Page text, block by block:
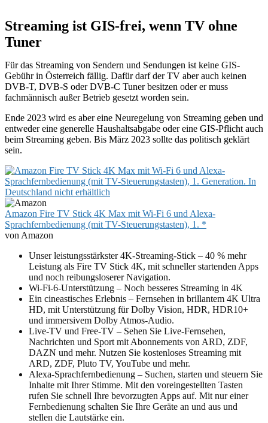
Streaming ist GIS-frei, wenn TV ohne
Tuner
Für das Streaming von Sendern und Sendungen ist keine GIS-
Gebühr in Österreich fällig. Dafür darf der TV aber auch keinen
DVB-T, DVB-S oder DVB-C Tuner besitzen oder er muss
fachmännisch außer Betrieb gesetzt worden sein.
Ende 2023 wird es aber eine Neuregelung von Streaming geben und
entweder eine generelle Haushaltsabgabe oder eine GIS-Pflicht auch
beim Streaming geben. Bis März 2023 sollte das politisch geklärt
sein.
Amazon Fire TV Stick 4K Max mit Wi-Fi 6 und Alexa-
Sprachfernbedienung (mit TV-Steuerungstasten), 1. *
von Amazon
Unser leistungsstärkster 4K-Streaming-Stick – 40 % mehr
Leistung als Fire TV Stick 4K, mit schneller startenden Apps
und noch reibungsloserer Navigation.
Wi-Fi-6-Unterstützung – Noch besseres Streaming in 4K
Ein cineastisches Erlebnis – Fernsehen in brillantem 4K Ultra
HD, mit Unterstützung für Dolby Vision, HDR, HDR10+
und immersivem Dolby Atmos-Audio.
Live-TV und Free-TV – Sehen Sie Live-Fernsehen,
Nachrichten und Sport mit Abonnements von ARD, ZDF,
DAZN und mehr. Nutzen Sie kostenloses Streaming mit
ARD, ZDF, Pluto TV, YouTube und mehr.
Alexa-Sprachfernbedienung – Suchen, starten und steuern Sie
Inhalte mit Ihrer Stimme. Mit den voreingestellten Tasten
rufen Sie schnell Ihre bevorzugten Apps auf. Mit nur einer
Fernbedienung schalten Sie Ihre Geräte an und aus und
stellen die Lautstärke ein.